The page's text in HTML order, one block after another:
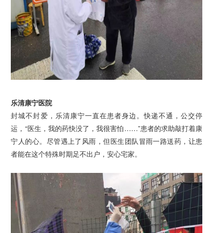
乐清康宁医院
封城不封爱，乐清康宁一直在患者身边。快递不通，公交停
运，“医生，我的药快没了，我很害怕……”患者的求助敲打着康
宁人的心。尽管遇上了风雨，但医生团队冒雨一路送药，让患
者能在这个特殊时期足不出户，安心宅家。